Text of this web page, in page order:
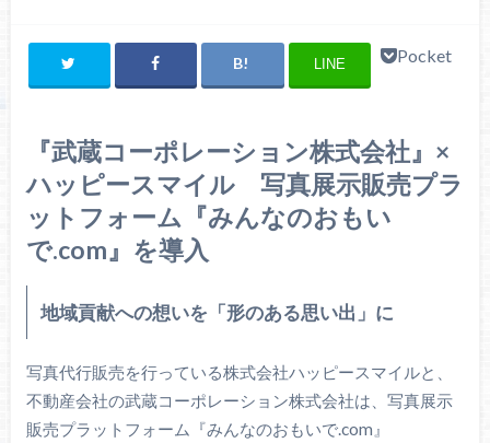
LINE Pocket
『武蔵コーポレーション株式会社』×
ハッピースマイル 写真展示販売プラ
ットフォーム『みんなのおもい
で.com』を導入
地域貢献への想いを「形のある思い出」に
写真代行販売を行っている株式会社ハッピースマイルと、
不動産会社の武蔵コーポレーション株式会社は、写真展示
販売プラットフォーム『みんなのおもいで.com』